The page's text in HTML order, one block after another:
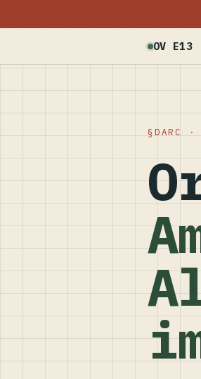
OV E13
DARC ·